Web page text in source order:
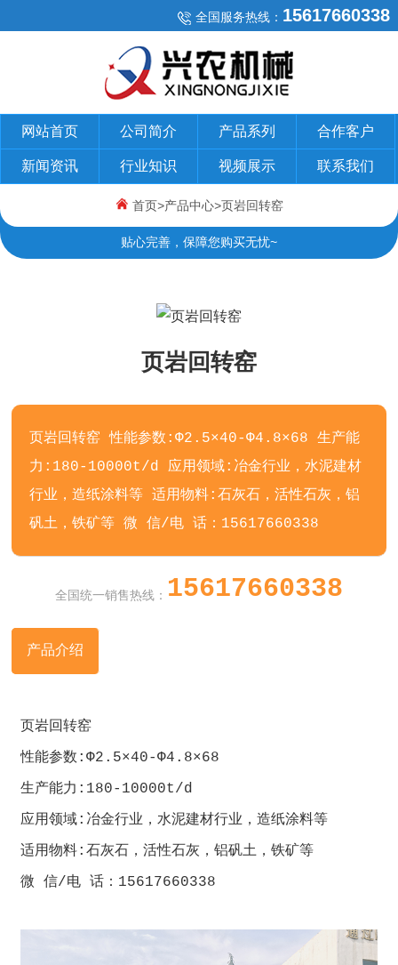
全国服务热线： 15617660338
网站首页 公司简介 产品系列 合作客户
新闻资讯 行业知识 视频展示 联系我们
首页>产品中心>页岩回转窑
贴心完善，保障您购买无忧~
页岩回转窑
页岩回转窑 性能参数:Φ2.5×40-Φ4.8×68 生产能
力:180-10000t/d 应用领域:冶金行业，水泥建材
行业，造纸涂料等 适用物料:石灰石，活性石灰，铝
矾土，铁矿等 微 信/电 话：15617660338
全国统一销售热线： 15617660338
产品介绍
页岩回转窑
性能参数:Φ2.5×40-Φ4.8×68
生产能力:180-10000t/d
应用领域:冶金行业，水泥建材行业，造纸涂料等
适用物料:石灰石，活性石灰，铝矾土，铁矿等
微 信/电 话：15617660338